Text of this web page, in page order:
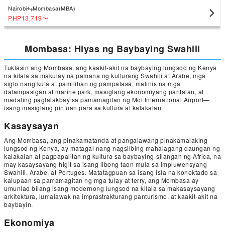
Nairobi Mombasa(MBA)
PHP13,719〜
Mombasa: Hiyas ng Baybaying Swahili
Tuklasin ang Mombasa, ang kaakit-akit na baybaying lungsod ng Kenya
na kilala sa makulay na pamana ng kulturang Swahili at Arabe, mga
siglo nang kuta at pamilihan ng pampalasa, malinis na mga
dalampasigan at marine park, masiglang ekonomiyang pantalan, at
madaling paglalakbay sa pamamagitan ng Moi International Airport—
isang masiglang pintuan para sa kultura at kalakalan.
Kasaysayan
Ang Mombasa, ang pinakamatanda at pangalawang pinakamalaking
lungsod ng Kenya, ay matagal nang nagsilbing mahalagang daungan ng
kalakalan at pagpapalitan ng kultura sa baybaying-silangan ng Africa, na
may kasaysayang higit sa isang libong taon mula sa impluwensyang
Swahili, Arabe, at Portuges. Matatagpuan sa isang isla na konektado sa
kalupaan sa pamamagitan ng mga tulay at ferry, ang Mombasa ay
umunlad bilang isang modernong lungsod na kilala sa makasaysayang
arkitektura, lumalawak na imprastrakturang panturismo, at kaakit-akit na
baybayin.
Ekonomiya